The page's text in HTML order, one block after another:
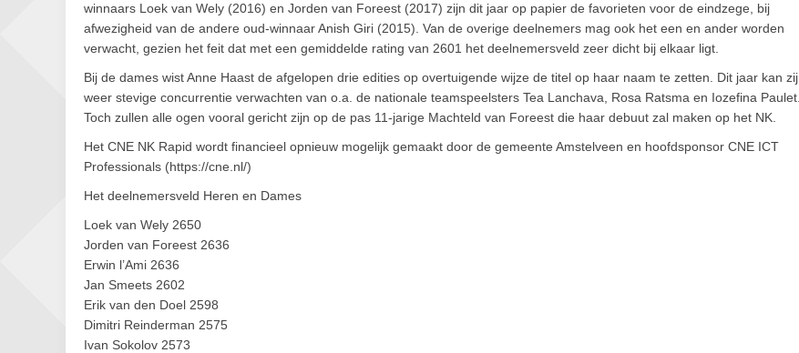
winnaars Loek van Wely (2016) en Jorden van Foreest (2017) zijn dit jaar op papier de favorieten voor de eindzege, bij
afwezigheid van de andere oud-winnaar Anish Giri (2015). Van de overige deelnemers mag ook het een en ander worden
verwacht, gezien het feit dat met een gemiddelde rating van 2601 het deelnemersveld zeer dicht bij elkaar ligt.
Bij de dames wist Anne Haast de afgelopen drie edities op overtuigende wijze de titel op haar naam te zetten. Dit jaar kan zij
weer stevige concurrentie verwachten van o.a. de nationale teamspeelsters Tea Lanchava, Rosa Ratsma en Iozefina Paulet.
Toch zullen alle ogen vooral gericht zijn op de pas 11-jarige Machteld van Foreest die haar debuut zal maken op het NK.
Het CNE NK Rapid wordt financieel opnieuw mogelijk gemaakt door de gemeente Amstelveen en hoofdsponsor CNE ICT
Professionals (https://cne.nl/)
Het deelnemersveld Heren en Dames
Loek van Wely 2650
Jorden van Foreest 2636
Erwin l’Ami 2636
Jan Smeets 2602
Erik van den Doel 2598
Dimitri Reinderman 2575
Ivan Sokolov 2573